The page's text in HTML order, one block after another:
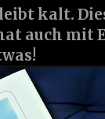
kalt.
auch mit